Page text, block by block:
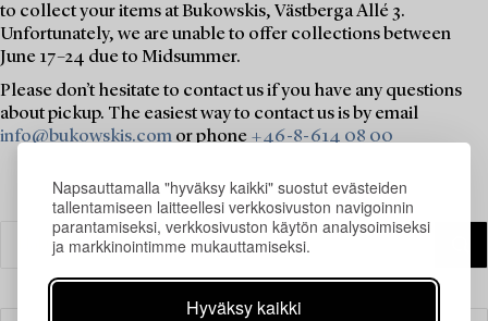
Napsauttamalla "hyväksy kaikki" suostut evästeiden
tallentamiseen laitteellesi verkkosivuston navigoinnin
parantamiseksi, verkkosivuston käytön analysoimiseksi
ja markkinointimme mukauttamiseksi.
Hyväksy kaikki
to collect your items at Bukowskis, Västberga Allé 3.
Unfortunately, we are unable to offer collections between
June 17–24 due to Midsummer.
Please don’t hesitate to contact us if you have any questions
about pickup. The easiest way to contact us is by email
info@bukowskis.com or phone +46-8-614 08 00